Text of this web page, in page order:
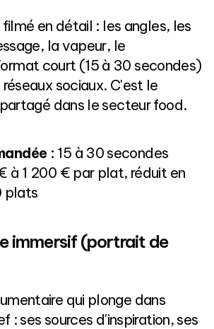
en détail : les angles, les
la vapeur, le
court (15 à 30 secondes)
sociaux. C'est le
dans le secteur food.
: 15 à 30 secondes
à 1 200 € par plat, réduit en
plats
immersif (portrait de
qui plonge dans
: ses sources d'inspiration, ses